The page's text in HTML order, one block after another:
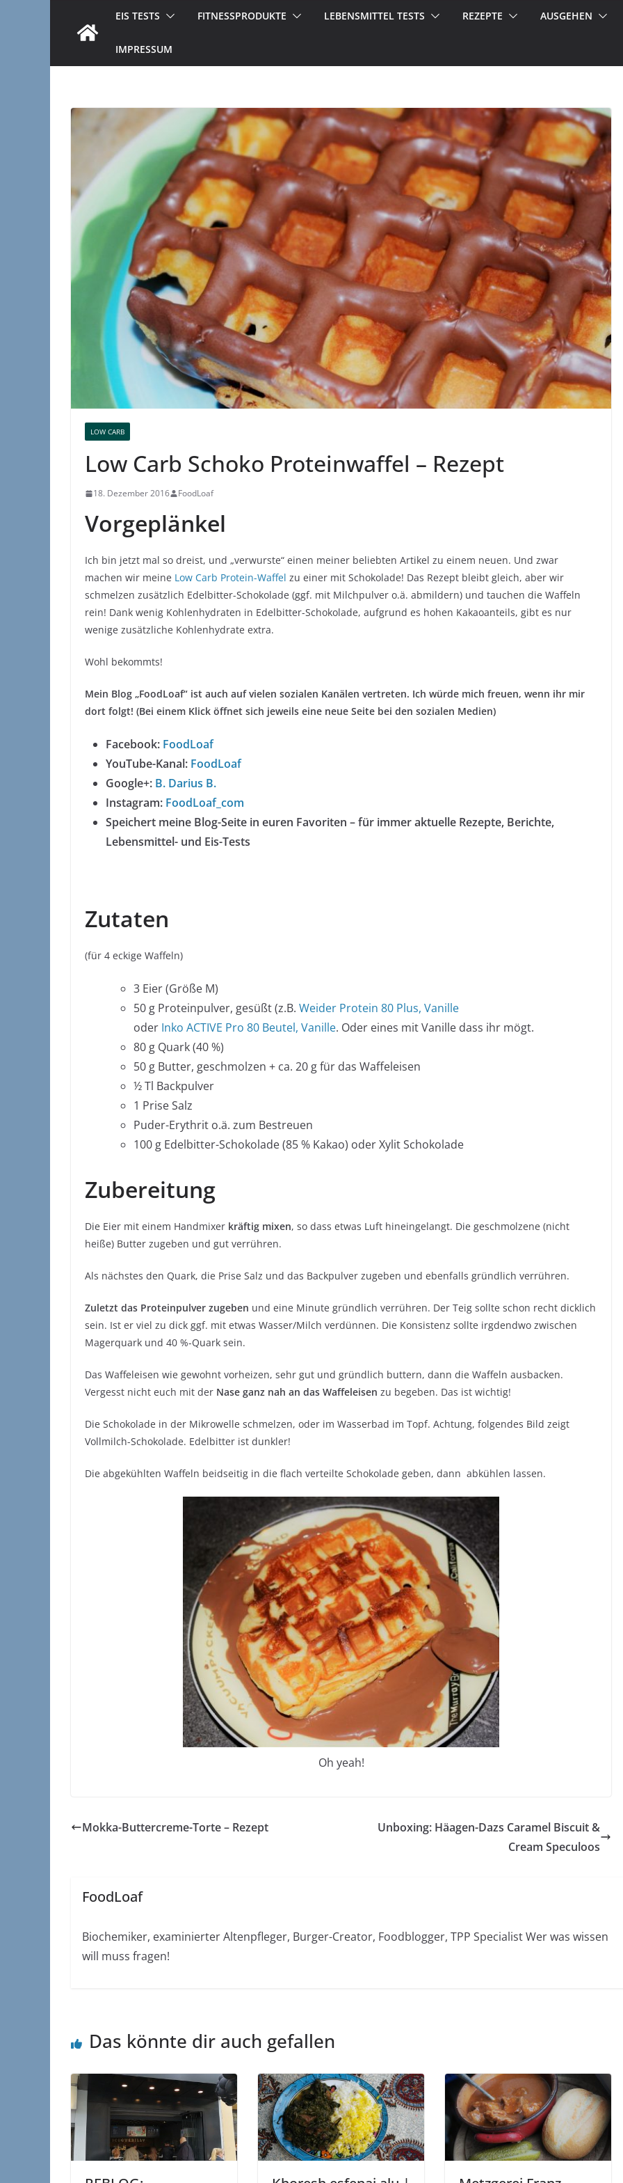
EIS TESTS FITNESSPRODUKTE LEBENSMITTEL TESTS REZEPTE AUSGEHEN
IMPRESSUM
LOW CARB
Low Carb Schoko Proteinwaffel – Rezept
18. Dezember 2016 FoodLoaf
Vorgeplänkel
Ich bin jetzt mal so dreist, und „verwurste“ einen meiner beliebten Artikel zu einem neuen. Und zwar
machen wir meine Low Carb Protein-Waffel zu einer mit Schokolade! Das Rezept bleibt gleich, aber wir
schmelzen zusätzlich Edelbitter-Schokolade (ggf. mit Milchpulver o.ä. abmildern) und tauchen die Waffeln
rein! Dank wenig Kohlenhydraten in Edelbitter-Schokolade, aufgrund es hohen Kakaoanteils, gibt es nur
wenige zusätzliche Kohlenhydrate extra.
Wohl bekommts!
Mein Blog „FoodLoaf“ ist auch auf vielen sozialen Kanälen vertreten. Ich würde mich freuen, wenn ihr mir
dort folgt! (Bei einem Klick öffnet sich jeweils eine neue Seite bei den sozialen Medien)
Facebook: FoodLoaf
YouTube-Kanal: FoodLoaf
Google+: B. Darius B.
Instagram: FoodLoaf_com
Speichert meine Blog-Seite in euren Favoriten – für immer aktuelle Rezepte, Berichte,
Lebensmittel- und Eis-Tests
Zutaten
(für 4 eckige Waffeln)
3 Eier (Größe M)
50 g Proteinpulver, gesüßt (z.B. Weider Protein 80 Plus, Vanille
oder Inko ACTIVE Pro 80 Beutel, Vanille. Oder eines mit Vanille dass ihr mögt.
80 g Quark (40 %)
50 g Butter, geschmolzen + ca. 20 g für das Waffeleisen
½ Tl Backpulver
1 Prise Salz
Puder-Erythrit o.ä. zum Bestreuen
100 g Edelbitter-Schokolade (85 % Kakao) oder Xylit Schokolade
Zubereitung
Die Eier mit einem Handmixer kräftig mixen, so dass etwas Luft hineingelangt. Die geschmolzene (nicht
heiße) Butter zugeben und gut verrühren.
Als nächstes den Quark, die Prise Salz und das Backpulver zugeben und ebenfalls gründlich verrühren.
Zuletzt das Proteinpulver zugeben und eine Minute gründlich verrühren. Der Teig sollte schon recht dicklich
sein. Ist er viel zu dick ggf. mit etwas Wasser/Milch verdünnen. Die Konsistenz sollte irgdendwo zwischen
Magerquark und 40 %-Quark sein.
Das Waffeleisen wie gewohnt vorheizen, sehr gut und gründlich buttern, dann die Waffeln ausbacken.
Vergesst nicht euch mit der Nase ganz nah an das Waffeleisen zu begeben. Das ist wichtig!
Die Schokolade in der Mikrowelle schmelzen, oder im Wasserbad im Topf. Achtung, folgendes Bild zeigt
Vollmilch-Schokolade. Edelbitter ist dunkler!
Die abgekühlten Waffeln beidseitig in die flach verteilte Schokolade geben, dann abkühlen lassen.
Oh yeah!
Mokka-Buttercreme-Torte – Rezept
Unboxing: Häagen-Dazs Caramel Biscuit &
Cream Speculoos
FoodLoaf
Biochemiker, examinierter Altenpfleger, Burger-Creator, Foodblogger, TPP Specialist Wer was wissen
will muss fragen!
Das könnte dir auch gefallen